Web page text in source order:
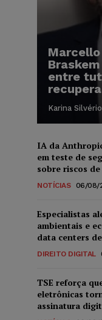
entre
Karina Silvério
IA da
em teste de
sobre riscos
NOTÍCIAS 06/08/
Especialistas
ambientais e
data centers
DIREITO DIGITAL
TSE reforça
eletrônicas
assinatura